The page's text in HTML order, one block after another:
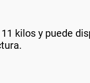
kilos y puede